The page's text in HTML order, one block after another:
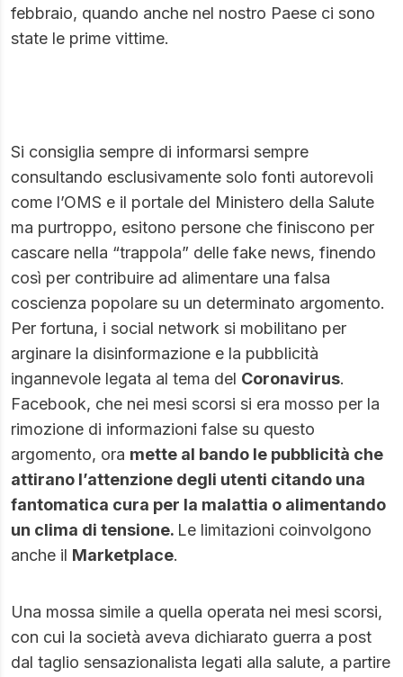
febbraio, quando anche nel nostro Paese ci sono
state le prime vittime.
Si consiglia sempre di informarsi sempre
consultando esclusivamente solo fonti autorevoli
come l’OMS e il portale del Ministero della Salute
ma purtroppo, esitono persone che finiscono per
cascare nella “trappola” delle fake news, finendo
così per contribuire ad alimentare una falsa
coscienza popolare su un determinato argomento.
Per fortuna, i social network si mobilitano per
arginare la disinformazione e la pubblicità
ingannevole legata al tema del Coronavirus.
Facebook, che nei mesi scorsi si era mosso per la
rimozione di informazioni false su questo
argomento, ora mette al bando le pubblicità che
attirano l’attenzione degli utenti citando una
fantomatica cura per la malattia o alimentando
un clima di tensione. Le limitazioni coinvolgono
anche il Marketplace.
Una mossa simile a quella operata nei mesi scorsi,
con cui la società aveva dichiarato guerra a post
dal taglio sensazionalista legati alla salute, a partire